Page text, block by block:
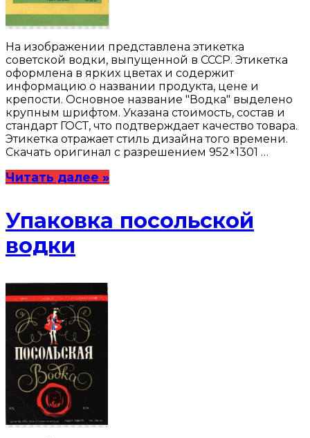
На изображении представлена этикетка
советской водки, выпущенной в СССР. Этикетка
оформлена в ярких цветах и содержит
информацию о названии продукта, цене и
крепости. Основное название "Водка" выделено
крупным шрифтом. Указана стоимость, состав и
стандарт ГОСТ, что подтверждает качество товара.
Этикетка отражает стиль дизайна того времени.
Скачать оригинал с разрешением 952×1301 …
Читать далее »
Упаковка посольской
водки